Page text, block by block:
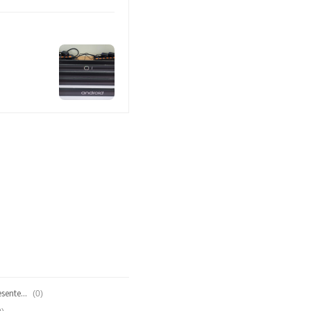
[링크] Android MVP 무작정 따라하기 - Presenter/View 생성하기 Other
(0)